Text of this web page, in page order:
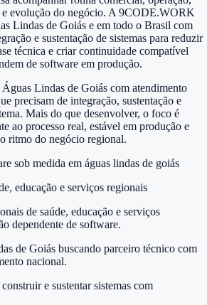
e evolução do negócio. A 9CODE.WORK
Lindas de Goiás e em todo o Brasil com
e sustentação de sistemas para reduzir
técnica e criar continuidade compatível
de software em produção.
Lindas de Goiás com atendimento
precisam de integração, sustentação e
Mais do que desenvolver, o foco é
ao processo real, estável em produção e
ritmo do negócio regional.
sob medida em águas lindas de goiás
educação e serviços regionais
de saúde, educação e serviços
dependente de software.
de Goiás buscando parceiro técnico com
nacional.
e sustentar sistemas com